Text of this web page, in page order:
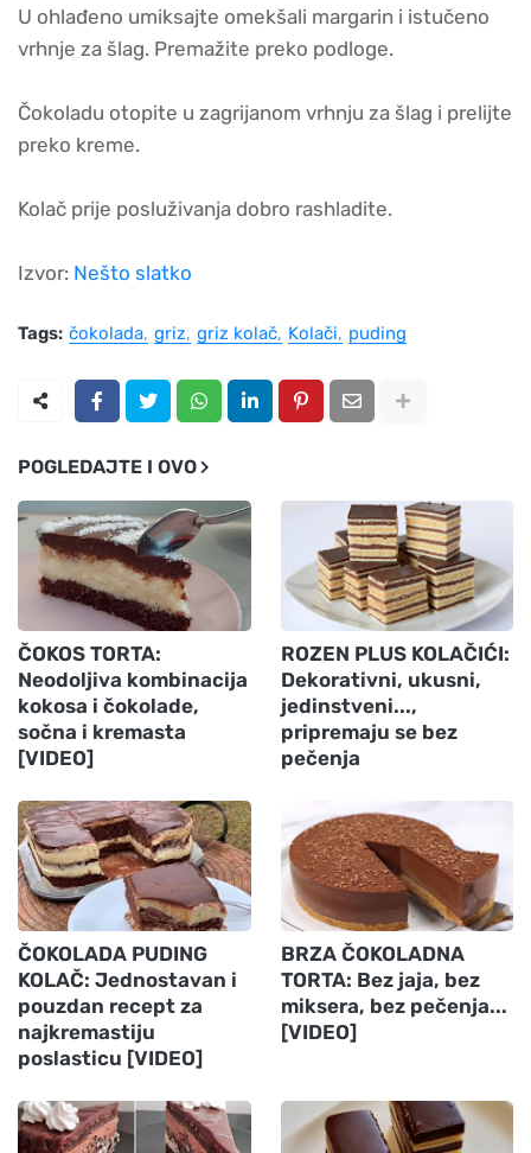
U ohlađeno umiksajte omekšali margarin i istučeno
vrhnje za šlag. Premažite preko podloge.
Čokoladu otopite u zagrijanom vrhnju za šlag i prelijte
preko kreme.
Kolač prije posluživanja dobro rashladite.
Izvor: Nešto slatko
Tags: čokolada griz griz kolač Kolači puding
POGLEDAJTE I OVO
ČOKOS TORTA:
Neodoljiva kombinacija
kokosa i čokolade,
sočna i kremasta
[VIDEO]
ROZEN PLUS KOLAČIĆI:
Dekorativni, ukusni,
jedinstveni...,
pripremaju se bez
pečenja
ČOKOLADA PUDING
KOLAČ: Jednostavan i
pouzdan recept za
najkremastiju
poslasticu [VIDEO]
BRZA ČOKOLADNA
TORTA: Bez jaja, bez
miksera, bez pečenja...
[VIDEO]